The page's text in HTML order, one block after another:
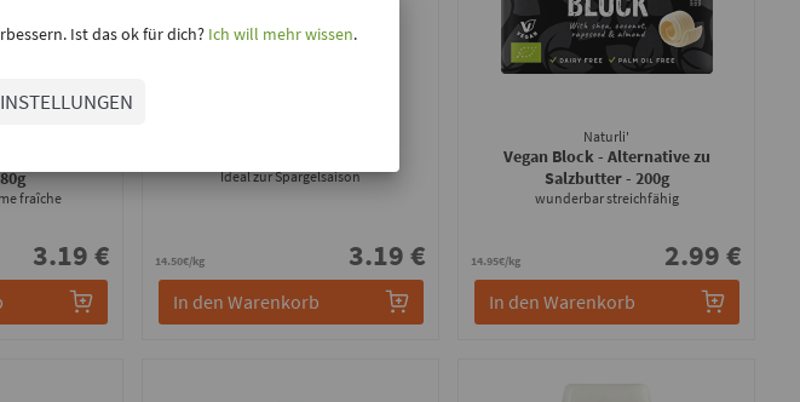
fraîche
3.19 €
Ideal zur Spargelsaison
14.50€/kg 3.19 €
In den Warenkorb
Naturli'
Vegan Block - Alternative zu
Salzbutter- 200g
wunderbar streichfähig
14.95€/kg 2.99 €
In den Warenkorb
Ist das ok für dich?Ich will mehr wissen.